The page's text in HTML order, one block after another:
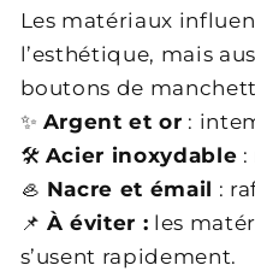
Les matériaux
l’esthétique, mais
boutons de
✨ Argent et or :
🛠️ Acier inoxydable :
🦪 Nacre et émail :
📌 À éviter : les
s’usent rapidement.